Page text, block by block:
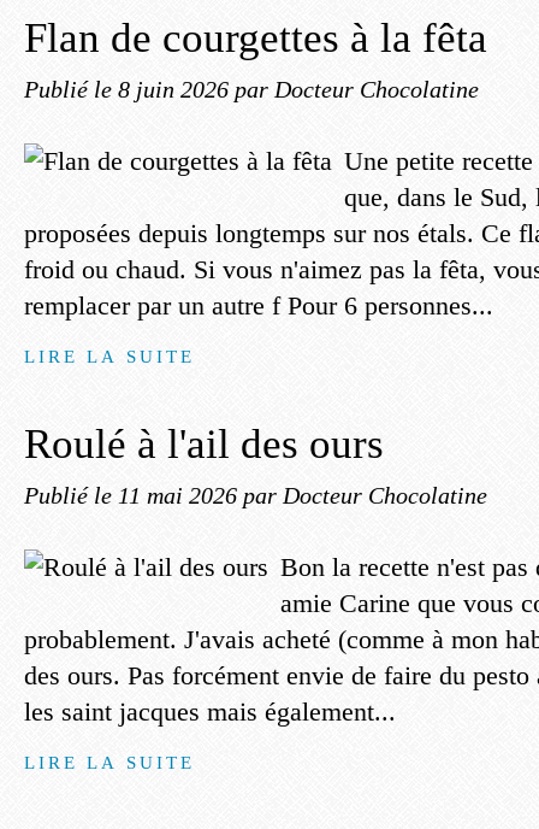
Flan de courgettes à la fêta
Publié le 8 juin 2026 par Docteur Chocolatine
Une petite
que, dans le Sud,
proposées depuis longtemps sur nos étals. Ce
froid ou chaud. Si vous n'aimez pas la fêta,
remplacer par un autre f Pour 6 personnes...
LIRE LA SUITE
Roulé à l'ail des ours
Publié le 11 mai 2026 par Docteur Chocolatine
Bon la recette n'est
amie Carine que vous
probablement. J'avais acheté (comme à mon
des ours. Pas forcément envie de faire du
les saint jacques mais également...
LIRE LA SUITE